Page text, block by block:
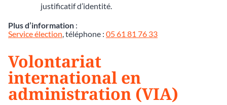
justificatif d’identité.
Plus d’information :
Service élection , téléphone : 05 61 81 76 33
Volontariat
international en
administration (VIA)